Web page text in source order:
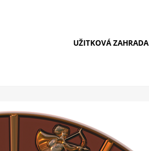
UŽITKOVÁ ZAHRADA